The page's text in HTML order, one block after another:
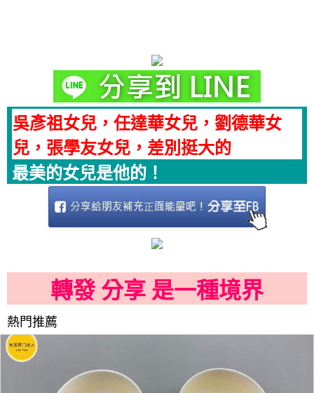
吳彥祖女兒，任達華女兒，劉德華女
兒，張學友女兒，差別挺大的
最美的女兒是他的！
轉發 分享 是一種境界
熱門推薦